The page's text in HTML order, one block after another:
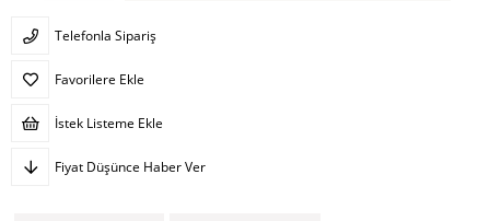
Telefonla Sipariş
Favorilere Ekle
İstek Listeme Ekle
Fiyat Düşünce Haber Ver